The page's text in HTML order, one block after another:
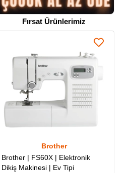
Fırsat Ürünlerimiz
Brother
Brother | FS60X | Elektronik
Dikiş Makinesi | Ev Tipi